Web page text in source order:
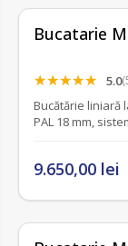
Bucatarie
5.0
Bucătărie liniară
PAL 18 mm,
9.650,00 lei